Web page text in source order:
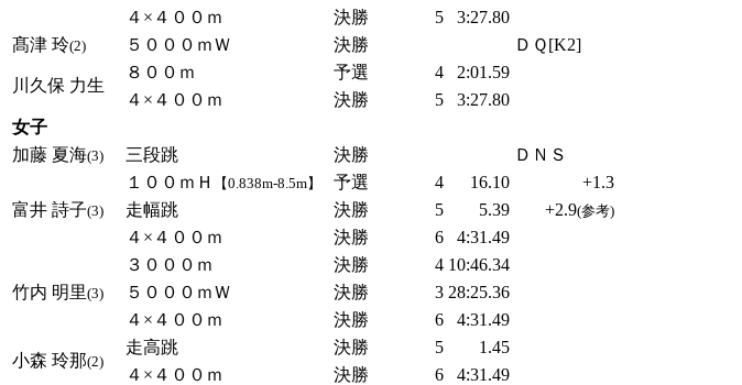
４×４００ｍ
決勝 5
3:27.80
髙津 玲(2) ５０００ｍＷ 決勝 ＤＱ[K2]
川久保 力生
８００ｍ 予選 4
2:01.59
４×４００ｍ
決勝 5
3:27.80
女子
加藤 夏海(3) 三段跳 決勝 ＤＮＳ
富井 詩子(3)
１００ｍＨ 【0.838m-8.5m】 予選 4 16.10
+1.3
走幅跳
決勝 5 5.39 +2.9(参考)
４×４００ｍ 決勝 6 4:31.49
竹内 明里(3)
３０００ｍ 決勝 4 10:46.34
５０００ｍＷ
決勝 3 28:25.36
４×４００ｍ
決勝 6 4:31.49
小森 玲那(2)
走高跳 決勝 5
1.45
４×４００ｍ
決勝 6 4:31.49